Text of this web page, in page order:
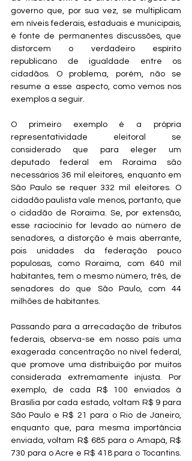
governo que, por sua vez, se multiplicam
em níveis federais, estaduais e municipais,
é fonte de permanentes discussões, que
distorcem o verdadeiro espírito
republicano de igualdade entre os
cidadãos. O problema, porém, não se
resume a esse aspecto, como vemos nos
exemplos a seguir.
O primeiro exemplo é a própria
representatividade eleitoral se
considerado que para eleger um
deputado federal em Roraima são
necessários 36 mil eleitores, enquanto em
São Paulo se requer 332 mil eleitores. O
cidadão paulista vale menos, portanto, que
o cidadão de Roraima. Se, por extensão,
esse raciocínio for levado ao número de
senadores, a distorção é mais aberrante,
pois unidades da federação pouco
populosas, como Roraima, com 640 mil
habitantes, tem o mesmo número, três, de
senadores do que São Paulo, com 44
milhões de habitantes.
Passando para a arrecadação de tributos
federais, observa-se em nosso país uma
exagerada concentração no nível federal,
que promove uma distribuição por muitos
considerada extremamente injusta. Por
exemplo, de cada R$ 100 enviados à
Brasília por cada estado, voltam R$ 9 para
São Paulo e R$ 21 para o Rio de Janeiro,
enquanto que, para mesma importância
enviada, voltam R$ 685 para o Amapá, R$
730 para o Acre e R$ 418 para o Tocantins.